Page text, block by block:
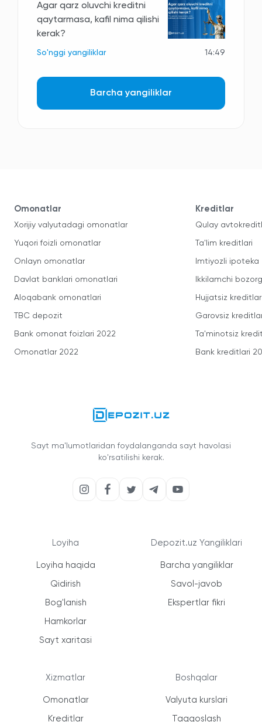
Agar qarz oluvchi kreditni
qaytarmasa, kafil nima qilishi
kerak?
So'nggi yangiliklar 14:49
Barcha yangiliklar
Omonatlar
Xorijiy valyutadagi omonatlar
Yuqori foizli omonatlar
Onlayn omonatlar
Davlat banklari omonatlari
Aloqabank omonatlari
TBC depozit
Bank omonat foizlari 2022
Omonatlar 2022
Kreditlar
Qulay
Ta'lim kreditlari
Imtiyozli ipoteka
Ikkilamchi
Hujjatsiz kreditlar
Garovsiz
Ta'minotsiz
Bank kreditlari
Sayt ma'lumotlaridan foydalanganda sayt havolasi
ko'rsatilishi kerak.
Loyiha
Loyiha haqida
Qidirish
Bog'lanish
Hamkorlar
Sayt xaritasi
Xizmatlar
Omonatlar
Kreditlar
Depozit.uz Yangiliklari
Barcha yangiliklar
Savol-javob
Ekspertlar fikri
Boshqalar
Valyuta kurslari
Taqqoslash